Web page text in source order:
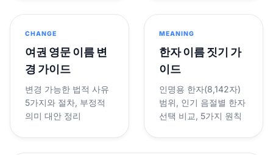
CHANGE
여권 영문 이름 변
경 가이드
변경 가능한 법적 사유
5가지와 절차, 부정적
의미 대안 정리
MEANING
한자 이름 짓기 가
이드
인명용 한자(8,142자)
범위, 인기 음절별 한자
선택 비교, 5가지 원칙